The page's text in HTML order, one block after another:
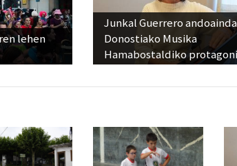
lehen
Junkal Guerrero
Donostiako Musika
Hamabostaldiko